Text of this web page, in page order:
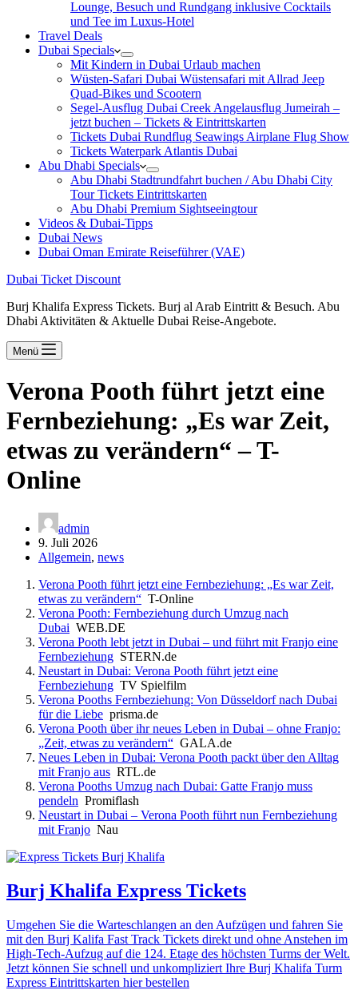
Lounge, Besuch und Rundgang inklusive Cocktails
und Tee im Luxus-Hotel
Travel Deals
Dubai Specials
Mit Kindern in Dubai Urlaub machen
Wüsten-Safari Dubai Wüstensafari mit Allrad Jeep
Quad-Bikes und Scootern
Segel-Ausflug Dubai Creek Angelausflug Jumeirah –
jetzt buchen – Tickets & Eintrittskarten
Tickets Dubai Rundflug Seawings Airplane Flug Show
Tickets Waterpark Atlantis Dubai
Abu Dhabi Specials
Abu Dhabi Stadtrundfahrt buchen / Abu Dhabi City
Tour Tickets Eintrittskarten
Abu Dhabi Premium Sightseeingtour
Videos & Dubai-Tipps
Dubai News
Dubai Oman Emirate Reiseführer (VAE)
Dubai Ticket Discount
Burj Khalifa Express Tickets. Burj al Arab Eintritt & Besuch. Abu
Dhabi Aktivitäten & Aktuelle Dubai Reise-Angebote.
Menü
Verona Pooth führt jetzt eine
Fernbeziehung: „Es war Zeit,
etwas zu verändern“ – T-
Online
admin
9. Juli 2026
Allgemein, news
Verona Pooth führt jetzt eine Fernbeziehung: „Es war Zeit,
etwas zu verändern“ T-Online
Verona Pooth: Fernbeziehung durch Umzug nach
Dubai WEB.DE
Verona Pooth lebt jetzt in Dubai – und führt mit Franjo eine
Fernbeziehung STERN.de
Neustart in Dubai: Verona Pooth führt jetzt eine
Fernbeziehung TV Spielfilm
Verona Pooths Fernbeziehung: Von Düsseldorf nach Dubai
für die Liebe prisma.de
Verona Pooth über ihr neues Leben in Dubai – ohne Franjo:
„Zeit, etwas zu verändern“ GALA.de
Neues Leben in Dubai: Verona Pooth packt über den Alltag
mit Franjo aus RTL.de
Verona Pooths Umzug nach Dubai: Gatte Franjo muss
pendeln Promiflash
Neustart in Dubai – Verona Pooth führt nun Fernbeziehung
mit Franjo Nau
Burj Khalifa Express Tickets
Umgehen Sie die Warteschlangen an den Aufzügen und fahren Sie
mit den Burj Kalifa Fast Track Tickets direkt und ohne Anstehen im
High-Tech-Aufzug auf die 124. Etage des höchsten Turms der Welt.
Jetzt können Sie schnell und unkompliziert Ihre Burj Khalifa Turm
Express Eintrittskarten hier bestellen